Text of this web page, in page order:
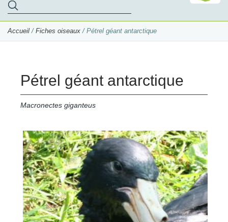
Accueil / Fiches oiseaux / Pétrel géant antarctique
Pétrel géant antarctique
Macronectes giganteus